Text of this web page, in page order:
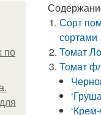
по
Сорт
сортами
Томат
Томат